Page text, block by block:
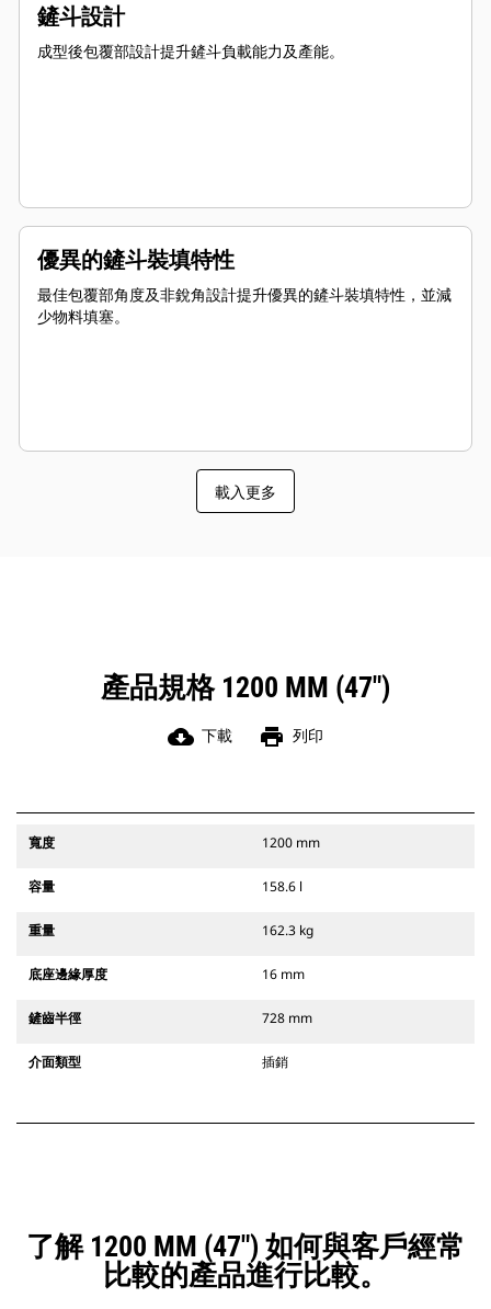
鏟斗設計
成型後包覆部設計提升鏟斗負載能力及產能。
優異的鏟斗裝填特性
最佳包覆部角度及非銳角設計提升優異的鏟斗裝填特性，並減
少物料填塞。
載入更多
產品規格 1200 MM (47")
cloud_download 下載 print 列印
寬度 1200 mm
容量 158.6 l
重量 162.3 kg
底座邊緣厚度 16 mm
鏟齒半徑 728 mm
介面類型 插銷
了解 1200 MM (47") 如何與客戶經常
比較的產品進行比較。